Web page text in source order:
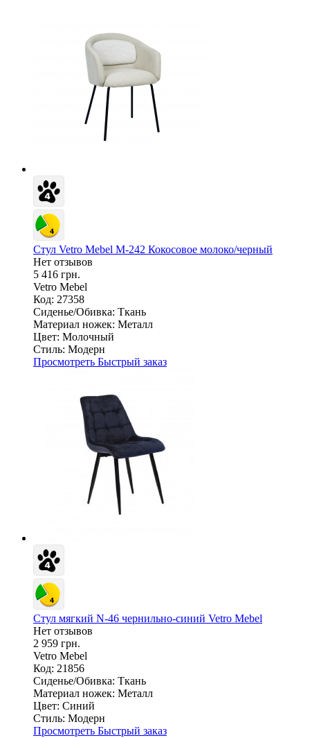
Стул Vetro Mebel M-242 Кокосовое молоко/черный
Нет отзывов
5 416 грн.
Vetro Mebel
Код: 27358
Сиденье/Обивка: Ткань
Материал ножек: Металл
Цвет: Молочный
Стиль: Модерн
Просмотреть Быстрый заказ
Стул мягкий N-46 чернильно-синий Vetro Mebel
Нет отзывов
2 959 грн.
Vetro Mebel
Код: 21856
Сиденье/Обивка: Ткань
Материал ножек: Металл
Цвет: Синий
Стиль: Модерн
Просмотреть Быстрый заказ